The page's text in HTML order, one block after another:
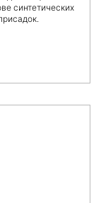
синтетических